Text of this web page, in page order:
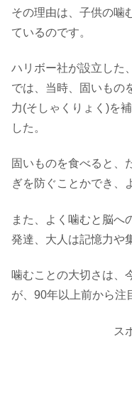
その理由は、子供の噛
ているのです。
ハリボー社が設立した
では、当時、固いもの
力(そしゃくりょく)を
した。
固いものを食べると、
ぎを防ぐことかでき、
また、よく噛むと脳へ
発達、大人は記憶力や
噛むことの大切さは、
が、90年以上前から注
ス